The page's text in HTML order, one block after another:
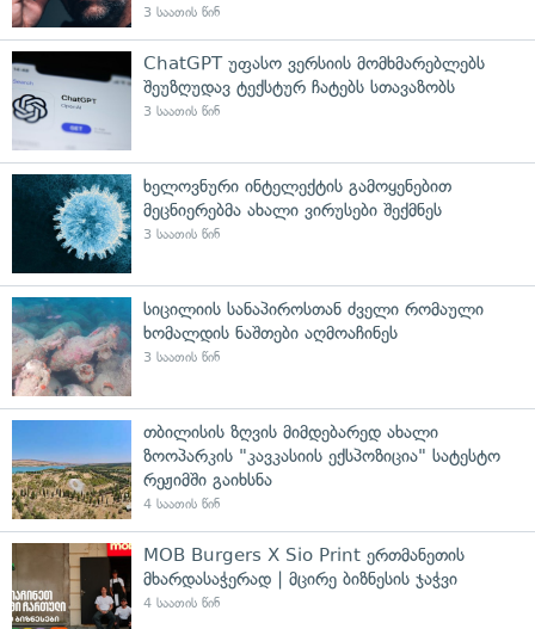
3 საათის წინ
ChatGPT უფასო ვერსიის მომხმარებლებს
შეუზღუდავ ტექსტურ ჩატებს სთავაზობს
3 საათის წინ
ხელოვნური ინტელექტის გამოყენებით
მეცნიერებმა ახალი ვირუსები შექმნეს
3 საათის წინ
სიცილიის სანაპიროსთან ძველი რომაული
ხომალდის ნაშთები აღმოაჩინეს
3 საათის წინ
თბილისის ზღვის მიმდებარედ ახალი
ზოოპარკის "კავკასიის ექსპოზიცია" სატესტო
რეჟიმში გაიხსნა
4 საათის წინ
MOB Burgers X Sio Print ერთმანეთის
მხარდასაჭერად | მცირე ბიზნესის ჯაჭვი
4 საათის წინ